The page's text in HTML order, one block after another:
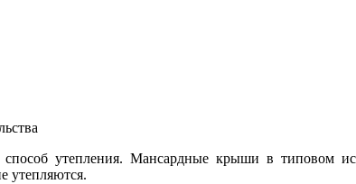
утепления. Мансардные крыши в типовом
утепляются.